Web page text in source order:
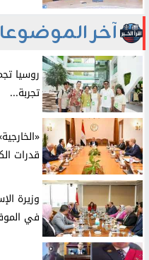
آخر
تجربة...
قدرات
​وزيرة
في